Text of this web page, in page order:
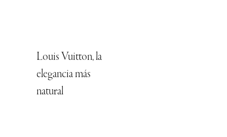
Louis Vuitton, la
elegancia más
natural